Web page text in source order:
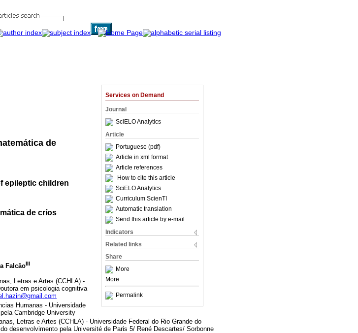
Services on Demand
Journal
SciELO Analytics
Article
Portuguese (pdf)
Article in xml format
Article references
How to cite this article
SciELO Analytics
Curriculum ScienTI
Automatic translation
Send this article by e-mail
Indicators
Related links
Share
More
More
Permalink
de
epileptic children
de críos
FalcãoIII
Letras e Artes (CCHLA) -
em psicologia cognitiva
Humanas - Universidade
Cambridge University
Letras e Artes (CCHLA) - Universidade Federal do Rio Grande do
desenvolvimento pela Université de Paris 5/ René Descartes/ Sorbonne